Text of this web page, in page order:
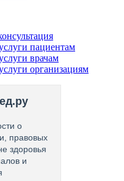
пациентам
врачам
организациям
о
правовых
здоровья
и